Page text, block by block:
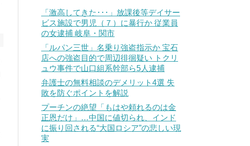
「激高してきた･･･」放課後等デイサー
ビス施設で男児（７）に暴行か 従業員
の女逮捕 岐阜・関市
「ルパン三世」名乗り強盗指示か 宝石
店への強盗目的で周辺徘徊疑い トクリ
ュウ事件で山口組系幹部ら5人逮捕
弁護士の無料相談のデメリット4選 失
敗を防ぐポイントを解説
プーチンの絶望「もはや頼れるのは金
正恩だけ」…中国に値切られ、インド
に振り回される“大国ロシア”の悲しい現
実